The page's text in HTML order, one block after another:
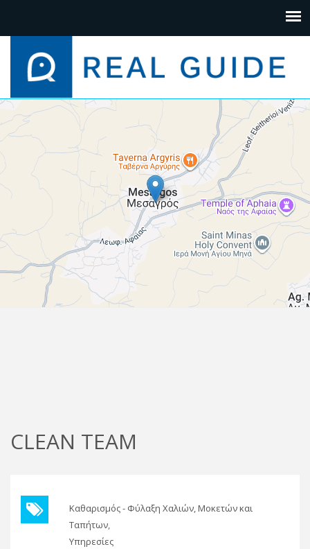
+
−
| Map data ©Google
CLEAN TEAM
Καθαρισμός - Φύλαξη Χαλιών, Μοκετών και
Ταπήτων
Υπηρεσίες